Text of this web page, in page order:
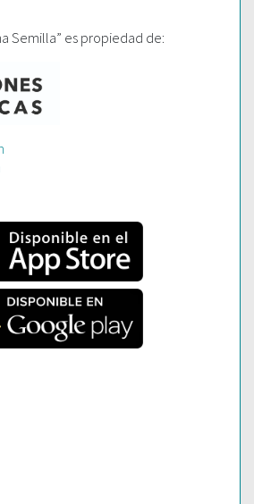
Semilla” es propiedad de: